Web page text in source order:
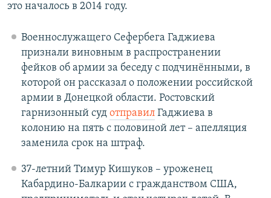
это началось в 2014 году.
Военнослужащего Сефербега Гаджиева
признали виновным в распространении
фейков об армии за беседу с подчинёнными, в
которой он рассказал о положении российской
армии в Донецкой области. Ростовский
гарнизонный суд отправилГаджиева в
колонию на пять с половиной лет – апелляция
заменила срок на штраф.
37-летний Тимур Кишуков – уроженец
Кабардино-Балкарии с гражданством США,